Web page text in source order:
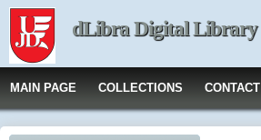
dLibra Digital Library
MAIN PAGE COLLECTIONS CONTACT